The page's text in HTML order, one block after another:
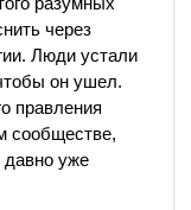
через
Люди устали
он ушел.
правления
сообществе,
давно уже